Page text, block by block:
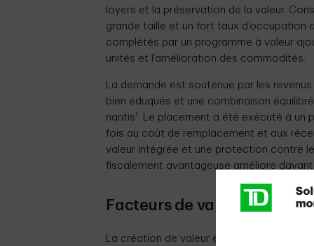
loyers et la préservation de la valeur.
grande taille et un fort taux d’occupation
complétés par un programme à valeur
unités et l’amélioration des commodités.
La demande est soutenue par les
bien éduqués et une combinaison
nantis 1 . Le placement a été exécuté à un
fois au coût de remplacement et aux
valeur intégrée et une protection contre
fiscalement avantageuse améliore
Facteurs de valeur et
La création de valeur est alimentée par